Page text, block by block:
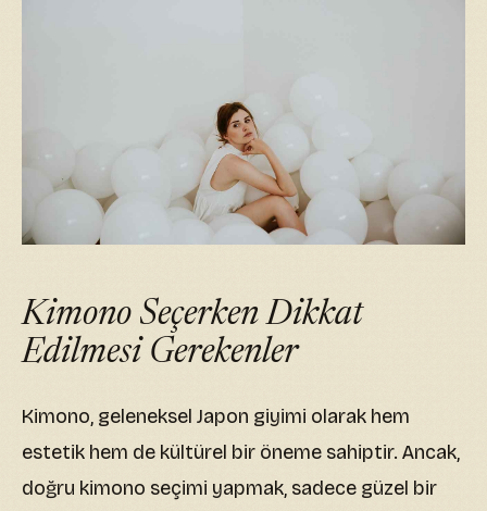
Kimono Seçerken Dikkat
Edilmesi Gerekenler
Kimono, geleneksel Japon giyimi olarak hem
estetik hem de kültürel bir öneme sahiptir. Ancak,
doğru kimono seçimi yapmak, sadece güzel bir